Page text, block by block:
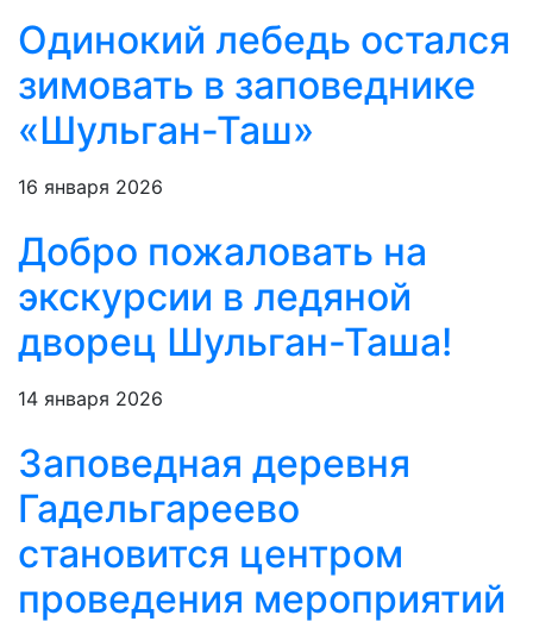
Одинокий лебедь остался
зимовать в заповеднике
«Шульган-Таш»
16 января 2026
Добро пожаловать на
экскурсии в ледяной
дворец Шульган-Таша!
14 января 2026
Заповедная деревня
Гадельгареево
становится центром
проведения мероприятий